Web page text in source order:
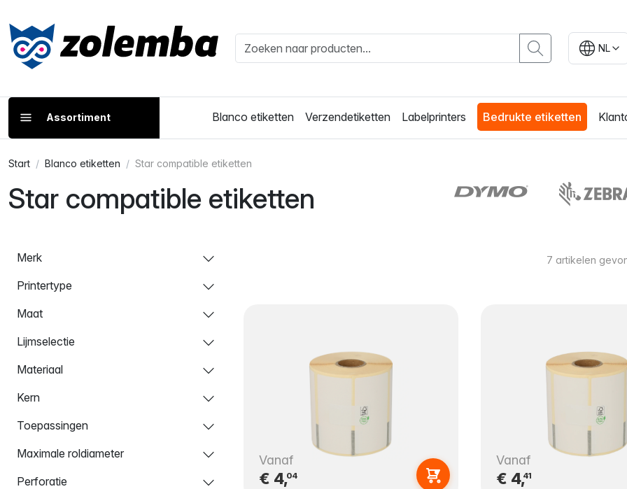
NL
Assortiment Blanco etiketten Verzendetiketten Labelprinters Bedrukte etiketten
Start Blanco etiketten Star compatible etiketten
Star compatible etiketten
Merk
Printertype
Maat
Lijmselectie
Materiaal
Kern
Toepassingen
Maximale roldiameter
Perforatie
7 artikelen
Vanaf
€ 4,04
Vanaf
€ 4,41